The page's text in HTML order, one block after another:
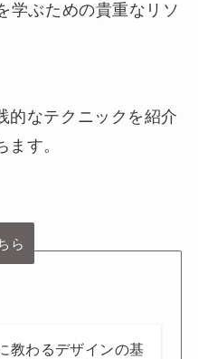
学ぶための貴重なリソ
的なテクニックを紹介
す。
ら
教わるデザインの基